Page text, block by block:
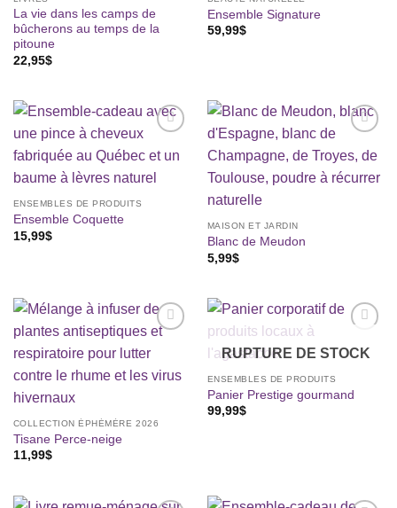
La vie dans les camps de
bûcherons au temps de la
pitoune
22,95$
Ensemble Signature
59,99$
à la liste
de
souhaits
ENSEMBLES DE PRODUITS
Ensemble Coquette
15,99$
à la liste
souhaits
MAISON ET JARDIN
Blanc de Meudon
5,99$
à la liste
de
souhaits
COLLECTION ÉPHÉMÈRE 2026
Tisane Perce-neige
11,99$
à la liste
souhaits
RUPTURE DE STOCK
ENSEMBLES DE PRODUITS
Panier Prestige gourmand
99,99$